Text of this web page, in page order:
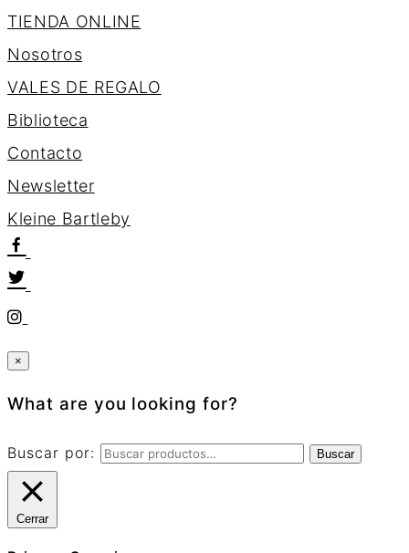
TIENDA ONLINE
Nosotros
VALES DE REGALO
Biblioteca
Contacto
Newsletter
Kleine Bartleby
×
What are you looking for?
Buscar por: Buscar
Cerrar